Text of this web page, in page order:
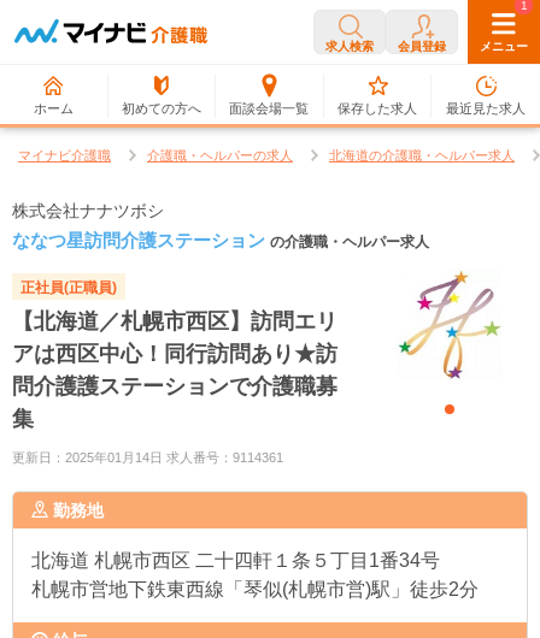
求人検索 会員登録 メニュー
ホーム 初めての方へ 面談会場一覧
0
保存した求人
1
最近見た求人
マイナビ介護職 介護職・ヘルパーの求人 北海道の介護職・ヘルパー求人
株式会社ナナツボシ
ななつ星訪問介護ステーション の介護職・ヘルパー求人
正社員(正職員)
【北海道／札幌市西区】訪問エリ
アは西区中心！同行訪問あり★訪
問介護護ステーションで介護職募
集
更新日：2025年01月14日 求人番号：9114361
勤務地
北海道 札幌市西区 二十四軒１条５丁目1番34号
札幌市営地下鉄東西線「琴似(札幌市営)駅」徒歩2分